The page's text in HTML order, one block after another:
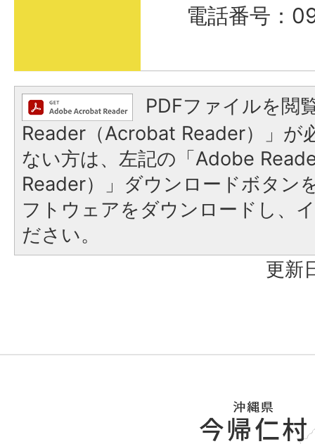
電話番号：
PDFファイルを閲
Reader（Acrobat Reader）」が
ない方は、左記の「Adobe
Reader）」ダウンロードボタン
フトウェアをダウンロードし、
ださい。
更新